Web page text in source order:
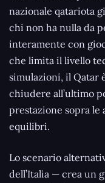
nazionale qatariota
chi non ha nulla da
interamente con
che limita il livello
simulazioni, il Qatar
chiudere all’ultimo
prestazione sopra le
equilibri.
Lo scenario
dell’Italia — crea un